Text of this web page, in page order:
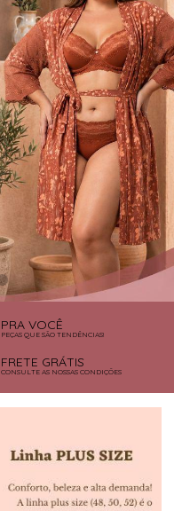
PRA VOCÊ
PEÇAS QUE SÃO TENDÊNCIAS!
FRETE GRÁTIS
CONSULTE AS NOSSAS CONDIÇÕES